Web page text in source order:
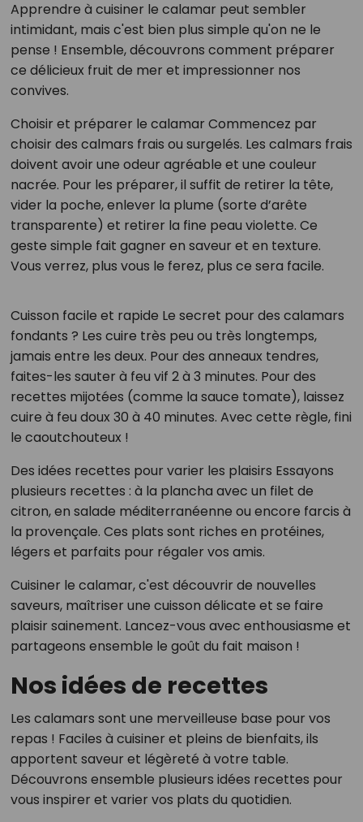
Apprendre à cuisiner le calamar peut sembler
intimidant, mais c'est bien plus simple qu'on ne le
pense ! Ensemble, découvrons comment préparer
ce délicieux fruit de mer et impressionner nos
convives.
Choisir et préparer le calamar Commencez par
choisir des calmars frais ou surgelés. Les calmars frais
doivent avoir une odeur agréable et une couleur
nacrée. Pour les préparer, il suffit de retirer la tête,
vider la poche, enlever la plume (sorte d’arête
transparente) et retirer la fine peau violette. Ce
geste simple fait gagner en saveur et en texture.
Vous verrez, plus vous le ferez, plus ce sera facile.
Cuisson facile et rapide Le secret pour des calamars
fondants ? Les cuire très peu ou très longtemps,
jamais entre les deux. Pour des anneaux tendres,
faites-les sauter à feu vif 2 à 3 minutes. Pour des
recettes mijotées (comme la sauce tomate), laissez
cuire à feu doux 30 à 40 minutes. Avec cette règle, fini
le caoutchouteux !
Des idées recettes pour varier les plaisirs Essayons
plusieurs recettes : à la plancha avec un filet de
citron, en salade méditerranéenne ou encore farcis à
la provençale. Ces plats sont riches en protéines,
légers et parfaits pour régaler vos amis.
Cuisiner le calamar, c'est découvrir de nouvelles
saveurs, maîtriser une cuisson délicate et se faire
plaisir sainement. Lancez-vous avec enthousiasme et
partageons ensemble le goût du fait maison !
Nos idées de recettes
Les calamars sont une merveilleuse base pour vos
repas ! Faciles à cuisiner et pleins de bienfaits, ils
apportent saveur et légèreté à votre table.
Découvrons ensemble plusieurs idées recettes pour
vous inspirer et varier vos plats du quotidien.